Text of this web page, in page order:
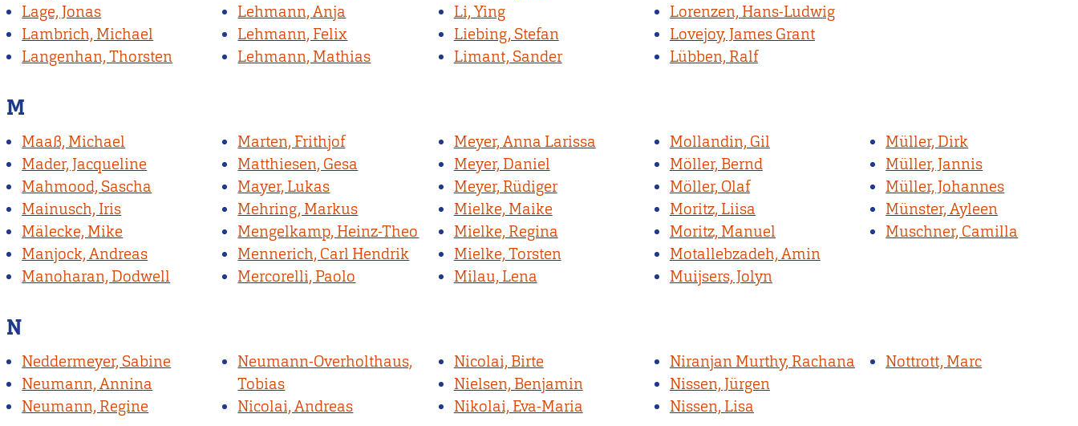
Lage, Jonas
Lambrich, Michael
Langenhan, Thorsten
Lehmann, Anja
Lehmann, Felix
Lehmann, Mathias
Li, Ying
Liebing, Stefan
Limant, Sander
Lorenzen, Hans-Ludwig
Lovejoy, James Grant
Lübben, Ralf
M
Maaß, Michael
Mader, Jacqueline
Mahmood, Sascha
Mainusch, Iris
Mälecke, Mike
Manjock, Andreas
Manoharan, Dodwell
Marten, Frithjof
Matthiesen, Gesa
Mayer, Lukas
Mehring, Markus
Mengelkamp, Heinz-Theo
Mennerich, Carl Hendrik
Mercorelli, Paolo
Meyer, Anna Larissa
Meyer, Daniel
Meyer, Rüdiger
Mielke, Maike
Mielke, Regina
Mielke, Torsten
Milau, Lena
Mollandin, Gil
Möller, Bernd
Möller, Olaf
Moritz, Liisa
Moritz, Manuel
Motallebzadeh, Amin
Muijsers, Jolyn
Müller, Dirk
Müller, Jannis
Müller, Johannes
Münster, Ayleen
Muschner, Camilla
N
Neddermeyer, Sabine
Neumann, Annina
Neumann, Regine
Neumann-Overholthaus,
Tobias
Nicolai, Andreas
Nicolai, Birte
Nielsen, Benjamin
Nikolai, Eva-Maria
Niranjan Murthy, Rachana
Nissen, Jürgen
Nissen, Lisa
Nottrott, Marc